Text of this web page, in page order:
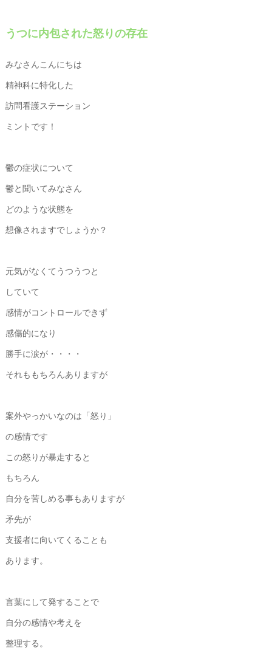
うつに内包された怒りの存在
みなさんこんにちは
精神科に特化した
訪問看護ステーション
ミントです！
鬱の症状について
鬱と聞いてみなさん
どのような状態を
想像されますでしょうか？
元気がなくてうつうつと
していて
感情がコントロールできず
感傷的になり
勝手に涙が・・・・
それももちろんありますが
案外やっかいなのは「怒り」
の感情です
この怒りが暴走すると
もちろん
自分を苦しめる事もありますが
矛先が
支援者に向いてくることも
あります。
言葉にして発することで
自分の感情や考えを
整理する。